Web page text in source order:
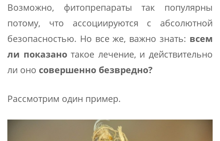
Возможно, фитопрепараты так популярны
потому, что ассоциируются с абсолютной
безопасностью. Но все же, важно знать: всем
ли показанотакое лечение, и действительно
ли оно совершенно безвредно?
Рассмотрим один пример.